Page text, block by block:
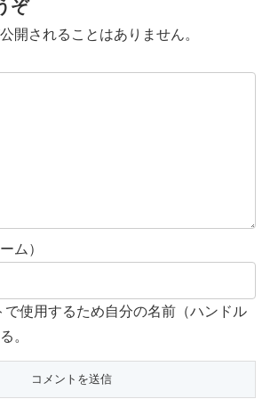
ぞ
開されることはありません。
ム）
で使用するため自分の名前（ハンドル
。